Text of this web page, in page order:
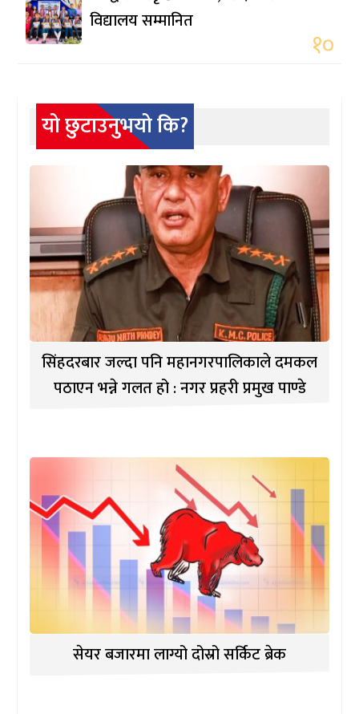
विद्यालय सम्मानित
१०
यो छुटाउनुभयो कि?
सिंहदरबार जल्दा पनि महानगरपालिकाले दमकल
पठाएन भन्ने गलत हो : नगर प्रहरी प्रमुख पाण्डे
सेयर बजारमा लाग्यो दोस्रो सर्किट ब्रेक